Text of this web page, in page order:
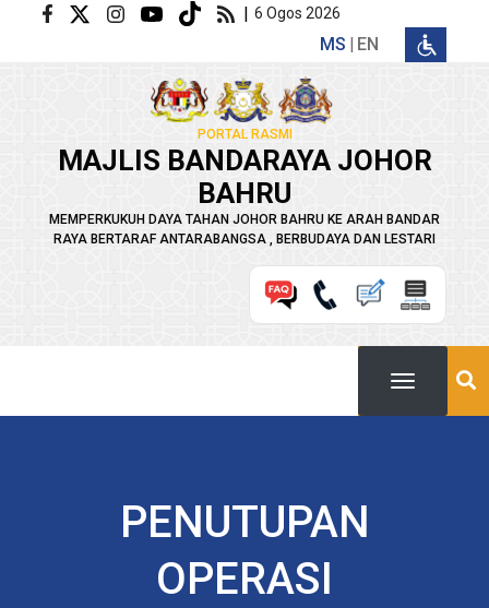
Langkau ke kandungan utama | 6 Ogos 2026
MS EN
PORTAL RASMI
MAJLIS BANDARAYA JOHOR
BAHRU
MEMPERKUKUH DAYA TAHAN JOHOR BAHRU KE ARAH BANDAR
RAYA BERTARAF ANTARABANGSA , BERBUDAYA DAN LESTARI
PENUTUPAN
OPERASI